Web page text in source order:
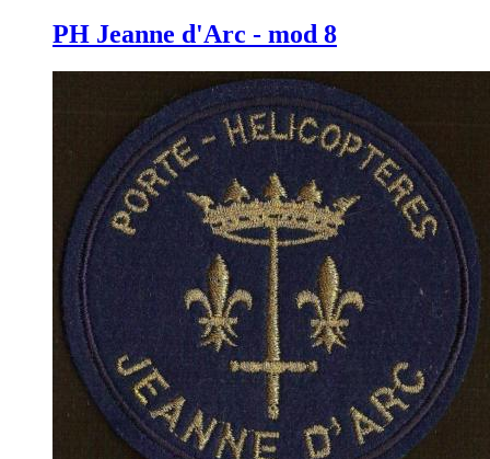
PH Jeanne d'Arc - mod 8